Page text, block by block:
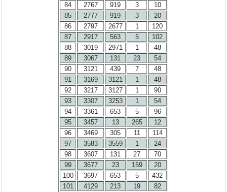
84
2767 919 3
10
85
2777 919 3
20
86
2797 2677 1
120
87
2917 563 5
102
88
3019 2971 1
48
89
3067 131 23
54
90
3121 439 7
48
91
3169 3121 1
48
92
3217 3127 1
90
93
3307 3253 1
54
94
3361 653 5
96
95
3457 13 265
12
96
3469 305 11
114
97
3583 3559 1
24
98
3607 131 27
70
99
3677 23 159
20
100
3697 653 5
432
101
4129 213 19
82